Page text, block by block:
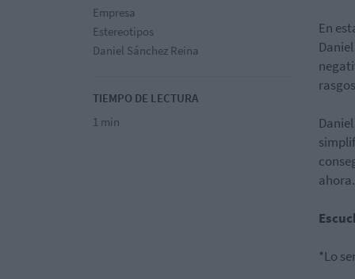
Empresa
Estereotipos
Daniel Sánchez Reina
TIEMPO DE LECTURA
1 min
En
ahora.
*Lo